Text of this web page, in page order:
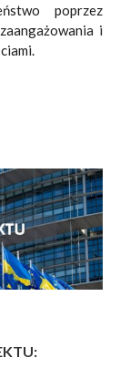
poprzez
i